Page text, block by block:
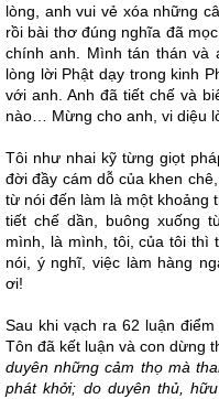
lòng, anh vui vẻ xóa những
rồi bài thơ đúng nghĩa đã
chính anh. Mình tán thán và
lòng lời Phật dạy trong kinh
với anh. Anh đã tiết chế và
nào… Mừng cho anh, vi diệu
Tôi như nhai kỹ từng giọt
đời đầy cám dỗ của khen
từ nói đến làm là một khoảng
tiết chế dần, buông xuống
mình, là mình, tôi, của tôi thì
nói, ý nghĩ, việc làm hàng
ơi!
Sau khi vạch ra 62 luận
Tôn đã kết luận và con dừng
duyên những cảm thọ mà
phát khởi; do duyên thủ,